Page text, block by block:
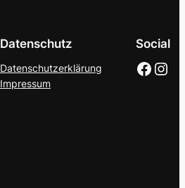
Datenschutz
Datenschutzerklärung
Impressum
Social
Facebook https://www.instagram.com/wsv_ebingen_/